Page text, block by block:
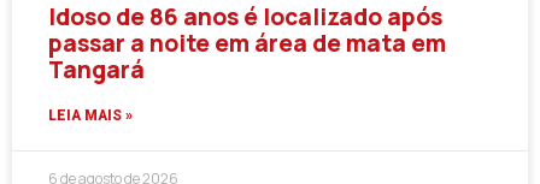
Idoso de 86 anos é localizado após
passar a noite em área de mata em
Tangará
LEIA MAIS »
6 de agosto de 2026